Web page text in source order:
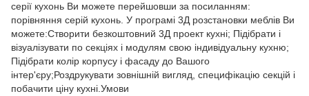
серії кухонь Ви можете перейшовши за посиланням:
порівняння серій кухонь. У програмі 3Д розстановки меблів Ви
можете:Створити безкоштовний 3Д проект кухні; Підібрати і
візуалізувати по секціях і модулям свою індивідуальну кухню;
Підібрати колір корпусу і фасаду до Вашого
інтер'єру;Роздрукувати зовнішній вигляд, специфікацію секцій і
побачити ціну кухні.Умови